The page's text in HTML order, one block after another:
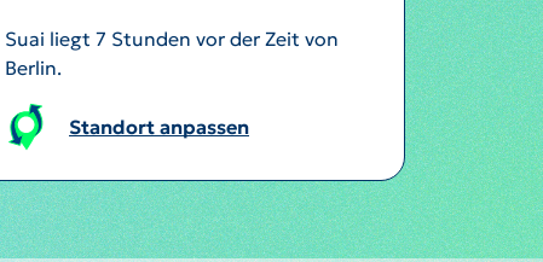
Suai liegt 7 Stunden vor der Zeit von
Berlin.
Standort anpassen